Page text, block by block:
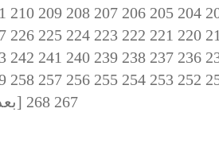
204
205
206
207
208
209
210
220
221
222
223
224
225
226
236
237
238
239
240
241
242
252
253
254
255
256
257
258
267
268